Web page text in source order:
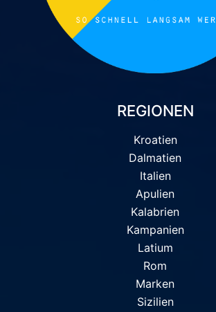
REGIONEN
Kroatien
Dalmatien
Italien
Apulien
Kalabrien
Kampanien
Latium
Rom
Marken
Sizilien